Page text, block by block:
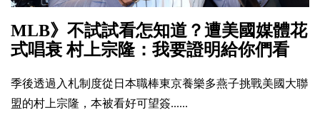
MLB》不試試看怎知道？遭美國媒體花
式唱衰 村上宗隆：我要證明給你們看
季後透過入札制度從日本職棒東京養樂多燕子挑戰美國大聯
盟的村上宗隆，本被看好可望簽......